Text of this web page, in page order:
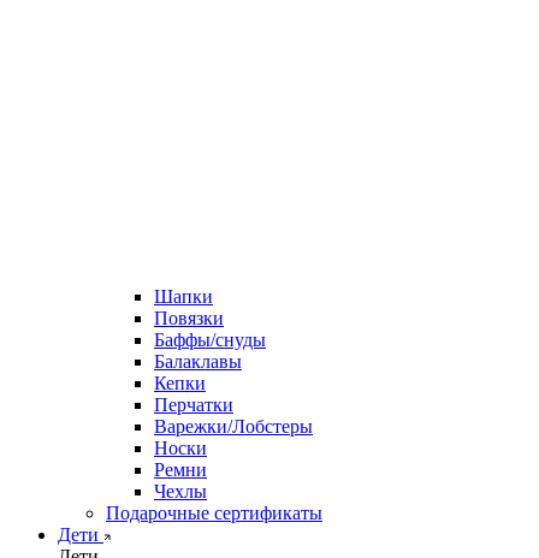
Шапки
Повязки
Баффы/снуды
Балаклавы
Кепки
Перчатки
Варежки/Лобстеры
Носки
Ремни
Чехлы
Подарочные сертификаты
Дети